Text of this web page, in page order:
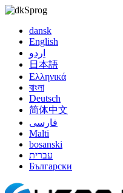
Sprog
dansk
English
اردو
日本語
Ελληνικά
বাংলা
Deutsch
简体中文
فارسی
Malti
bosanski
עברית
Български